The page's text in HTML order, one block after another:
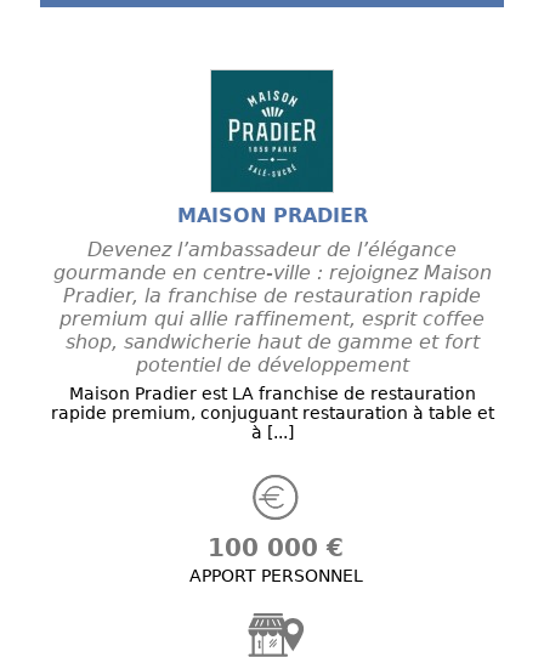
MAISON PRADIER
Devenez l’ambassadeur de l’élégance
gourmande en centre-ville : rejoignez Maison
Pradier, la franchise de restauration rapide
premium qui allie raffinement, esprit coffee
shop, sandwicherie haut de gamme et fort
potentiel de développement
Maison Pradier est LA franchise de restauration
rapide premium, conjuguant restauration à table et
à [...]
100 000 €
APPORT PERSONNEL